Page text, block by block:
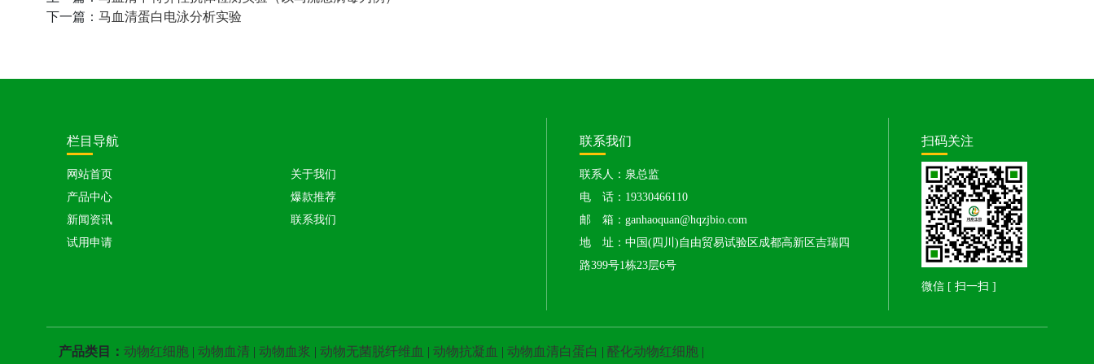
下一篇： 马血清蛋白电泳分析实验
栏目导航
网站首页
关于我们
产品中心
爆款推荐
新闻资讯
联系我们
试用申请
联系我们
联系人：泉总监
电 话：19330466110
邮 箱：ganhaoquan@hqzjbio.com
地 址：中国(四川)自由贸易试验区成都高新区吉瑞四
路399号1栋23层6号
扫码关注
微信 [ 扫一扫 ]
产品类目： 动物红细胞 | 动物血清 | 动物血浆 | 动物无菌脱纤维血 | 动物抗凝血 | 动物血清白蛋白 | 醛化动物红细胞 |